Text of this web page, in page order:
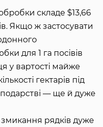
складе $13,66
Якщо ж застосувати
для 1 га посівів
у вартості майже
гектарів під
— ще й дуже
рядків дуже